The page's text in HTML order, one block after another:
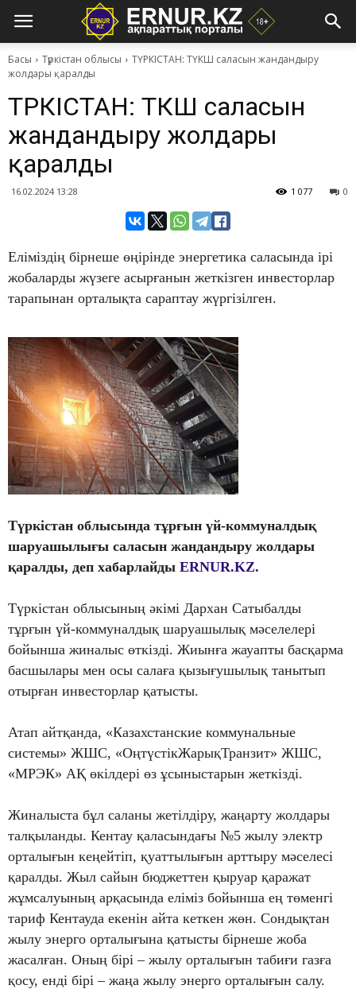
Басы Түркістан облысы
ТҮРКІСТАН: ТҮКШ саласын жандандыру
жолдары қаралды
ТҮРКІСТАН: ТҮКШ саласын
жандандыру жолдары
қаралды
16.02.2024 13:28 0
1 077
Еліміздің бірнеше өңірінде энергетика саласында ірі
жобаларды жүзеге асырғанын жеткізген инвесторлар
тарапынан орталықта сараптау жүргізілген.
Түркістан облысында тұрғын үй-коммуналдық
шаруашылығы саласын жандандыру жолдары
қаралды, деп хабарлайды ERNUR.KZ.
Түркістан облысының әкімі Дархан Сатыбалды
тұрғын үй-коммуналдық шаруашылық мәселелері
бойынша жиналыс өткізді. Жиынға жауапты басқарма
басшылары мен осы салаға қызығушылық танытып
отырған инвесторлар қатысты.
Атап айтқанда, «Казахстанские коммунальные
системы» ЖШС, «ОңтүстікЖарықТранзит» ЖШС,
«МРЭК» АҚ өкілдері өз ұсыныстарын жеткізді.
Жиналыста бұл саланы жетілдіру, жаңарту жолдары
талқыланды. Кентау қаласындағы №5 жылу электр
орталығын кеңейтіп, қуаттылығын арттыру мәселесі
қаралды. Жыл сайын бюджеттен қыруар қаражат
жұмсалуының арқасында еліміз бойынша ең төменгі
тариф Кентауда екенін айта кеткен жөн. Сондықтан
жылу энерго орталығына қатысты бірнеше жоба
жасалған. Оның бірі – жылу орталығын табиғи газға
қосу, енді бірі – жаңа жылу энерго орталығын салу.